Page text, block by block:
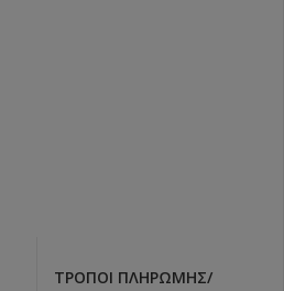
ΤΡΌΠΟΙ ΠΛΗΡΩΜΉΣ/